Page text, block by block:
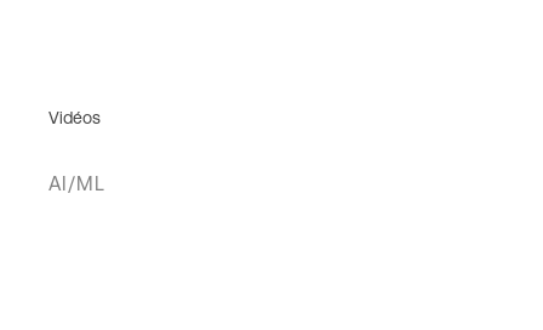
Vidéos
AI/ML